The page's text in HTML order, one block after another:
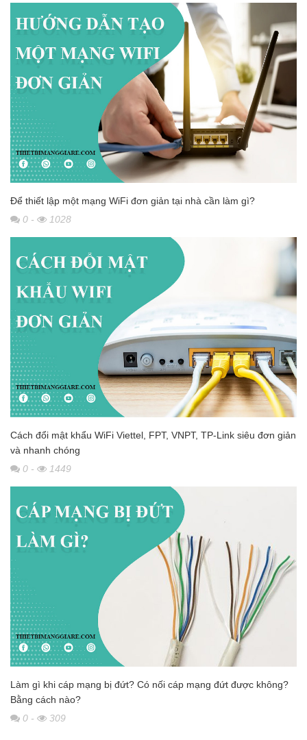
Để thiết lập một mạng WiFi đơn giản tại nhà cần làm gì?
0 - 1028
Cách đổi mật khẩu WiFi Viettel, FPT, VNPT, TP-Link siêu đơn giản
và nhanh chóng
0 - 1449
Làm gì khi cáp mạng bị đứt? Có nối cáp mạng đứt được không?
Bằng cách nào?
0 - 309